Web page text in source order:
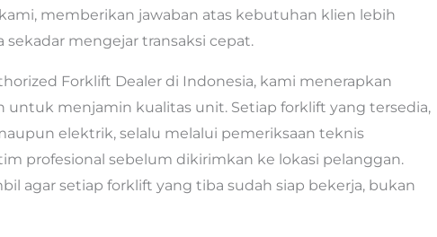
memberikan jawaban atas kebutuhan klien lebih
mengejar transaksi cepat.
Forklift Dealer di Indonesia, kami menerapkan
untuk menjamin kualitas unit. Setiap forklift yang tersedia,
elektrik, selalu melalui pemeriksaan teknis
profesional sebelum dikirimkan ke lokasi pelanggan.
agar setiap forklift yang tiba sudah siap bekerja, bukan